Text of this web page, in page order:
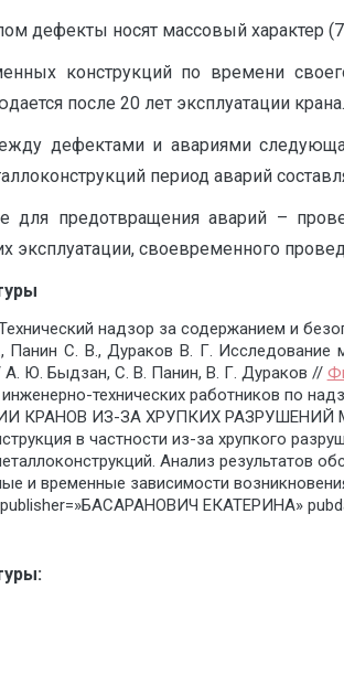
дефекты носят массовый характер
конструкций по времени
после 20 лет эксплуатации крана.
дефектами и авариями
период аварий
для предотвращения аварий –
эксплуатации, своевременного
надзор за содержанием и
С. В., Дураков В. Г. Исследование
Ю. Быдзан, С. В. Панин, В. Г. Дураков //
технических работников по
КРАНОВ ИЗ-ЗА ХРУПКИХ РАЗРУШЕНИЙ
в частности из-за хрупкого
Анализ результатов
и временные зависимости
ЕКАТЕРИНА»